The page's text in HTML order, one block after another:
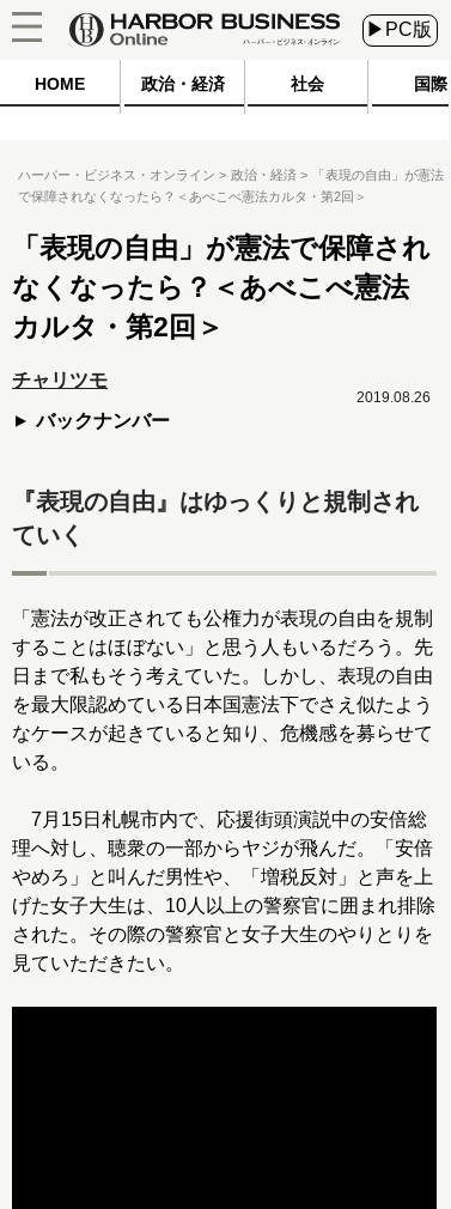
▶PC版
HOME 政治・経済 社会 国際
ハーバー・ビジネス・オンライン 政治・経済
「表現の自由」が憲法
で保障されなくなったら？＜あべこべ憲法カルタ・第2回＞
「表現の自由」が憲法で保障され
なくなったら？＜あべこべ憲法
カルタ・第2回＞
チャリツモ
バックナンバー
2019.08.26
『表現の自由』はゆっくりと規制され
ていく
「憲法が改正されても公権力が表現の自由を規制
することはほぼない」と思う人もいるだろう。先
日まで私もそう考えていた。しかし、表現の自由
を最大限認めている日本国憲法下でさえ似たよう
なケースが起きていると知り、危機感を募らせて
いる。
7月15日札幌市内で、応援街頭演説中の安倍総
理へ対し、聴衆の一部からヤジが飛んだ。「安倍
やめろ」と叫んだ男性や、「増税反対」と声を上
げた女子大生は、10人以上の警察官に囲まれ排除
された。その際の警察官と女子大生のやりとりを
見ていただきたい。